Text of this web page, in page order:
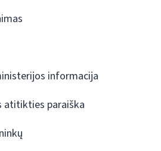
informacija
atitikties paraiška